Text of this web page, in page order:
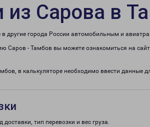
из Сарова в
другие города России автомобильным и
Саров - Тамбов вы можете ознакомиться на
в калькуляторе необходимо ввести данные
тип перевозки и вес груза.